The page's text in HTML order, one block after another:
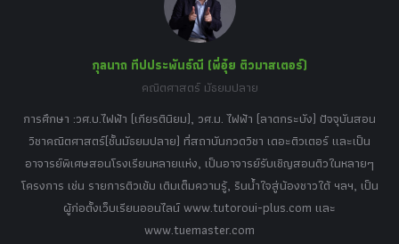
window
กุลนาถ ทีปประพันธ์ณี (พี่อุ๋ย ติวมาสเตอร์)
คณิตศาสตร์ มัธยมปลาย
การศึกษา :วศ.บ.ไฟฟ้า (เกียรตินิยม), วศ.ม. ไฟฟ้า (ลาดกระบัง) ปัจจุบันสอน
วิชาคณิตศาสตร์(ชั้นมัธยมปลาย) ที่สถาบันกวดวิชา เดอะติวเตอร์ และเป็น
อาจารย์พิเศษสอนโรงเรียนหลายแห่ง, เป็นอาจารย์รับเชิญสอนติวในหลายๆ
โครงการ เช่น รายการติวเข้ม เติมเต็มความรู้, รินน้ำใจสู่น้องชาวใต้ ฯลฯ, เป็น
ผู้ก่อตั้งเว็บเรียนออนไลน์ www.tutoroui-plus.com และ
www.tuemaster.com